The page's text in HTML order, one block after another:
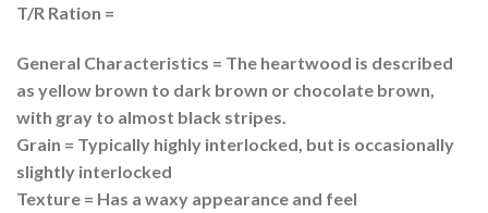
T/R Ration =
General Characteristics = The heartwood is described
as yellow brown to dark brown or chocolate brown,
with gray to almost black stripes.
Grain = Typically highly interlocked, but is occasionally
slightly interlocked
Texture = Has a waxy appearance and feel